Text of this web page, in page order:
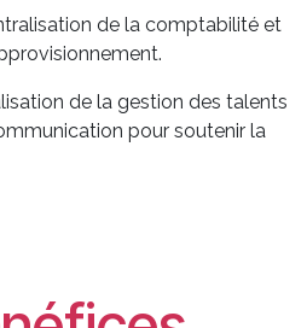
de la comptabilité et
de la gestion des talents
pour soutenir la